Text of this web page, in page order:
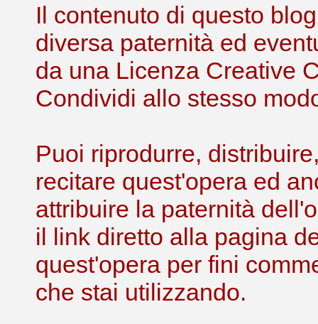
Il contenuto di questo
diversa paternità ed
da una Licenza Creative
Condividi allo stesso
Puoi riprodurre,
recitare quest'opera ed
attribuire la paternità
il link diretto alla pagina
quest'opera per fini
che stai utilizzando.